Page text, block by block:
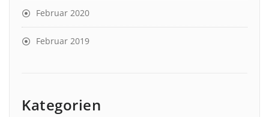
Februar 2020
Februar 2019
Kategorien